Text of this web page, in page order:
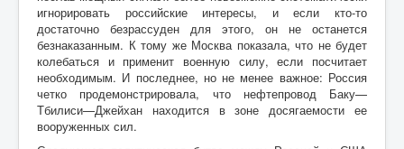
игнорировать российские интересы, и если кто-то
достаточно безрассуден для этого, он не останется
безнаказанным. К тому же Москва показала, что не будет
колебаться и применит военную силу, если посчитает
необходимым. И последнее, но не менее важное: Россия
четко продемонстрировала, что нефтепровод Баку—
Тбилиси—Джейхан находится в зоне досягаемости ее
вооруженных сил.